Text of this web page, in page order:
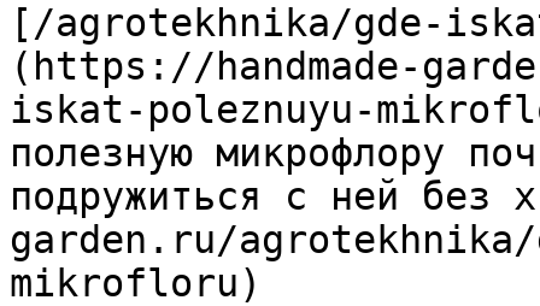
[/agrotekhnika/gde-
(https://handmade-
iskat-poleznuyu-
полезную микрофлору
подружиться с ней без
garden.ru/
mikrofloru)